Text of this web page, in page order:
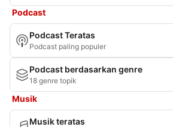
Podcast
Podcast Teratas
Podcast paling populer
Podcast berdasarkan genre
18 genre topik
Musik
Musik teratas